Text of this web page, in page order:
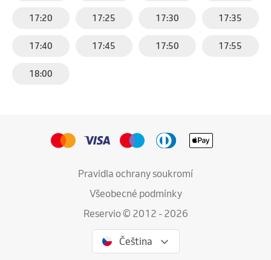
17:20 17:25 17:30 17:35
17:40 17:45 17:50 17:55
18:00
Pravidla ochrany soukromí
Všeobecné podmínky
Reservio © 2012 - 2026
Čeština